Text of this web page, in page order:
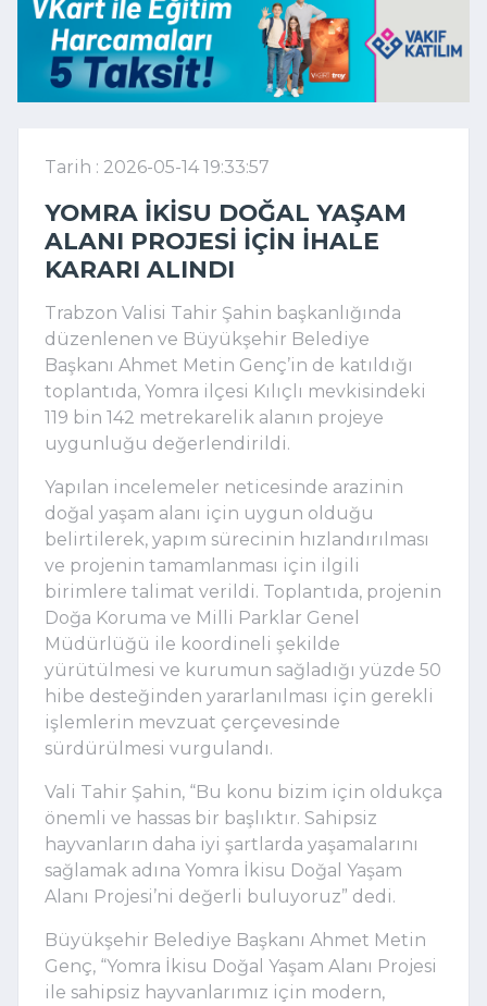
Tarih : 2026-05-14 19:33:57
YOMRA İKISU DOĞAL YAŞAM
ALANI PROJESI IÇIN IHALE
KARARI ALINDI
Trabzon Valisi Tahir Şahin başkanlığında
düzenlenen ve Büyükşehir Belediye
Başkanı Ahmet Metin Genç’in de katıldığı
toplantıda, Yomra ilçesi Kılıçlı mevkisindeki
119 bin 142 metrekarelik alanın projeye
uygunluğu değerlendirildi.
Yapılan incelemeler neticesinde arazinin
doğal yaşam alanı için uygun olduğu
belirtilerek, yapım sürecinin hızlandırılması
ve projenin tamamlanması için ilgili
birimlere talimat verildi. Toplantıda, projenin
Doğa Koruma ve Milli Parklar Genel
Müdürlüğü ile koordineli şekilde
yürütülmesi ve kurumun sağladığı yüzde 50
hibe desteğinden yararlanılması için gerekli
işlemlerin mevzuat çerçevesinde
sürdürülmesi vurgulandı.
Vali Tahir Şahin, “Bu konu bizim için oldukça
önemli ve hassas bir başlıktır. Sahipsiz
hayvanların daha iyi şartlarda yaşamalarını
sağlamak adına Yomra İkisu Doğal Yaşam
Alanı Projesi’ni değerli buluyoruz” dedi.
Büyükşehir Belediye Başkanı Ahmet Metin
Genç, “Yomra İkisu Doğal Yaşam Alanı Projesi
ile sahipsiz hayvanlarımız için modern,